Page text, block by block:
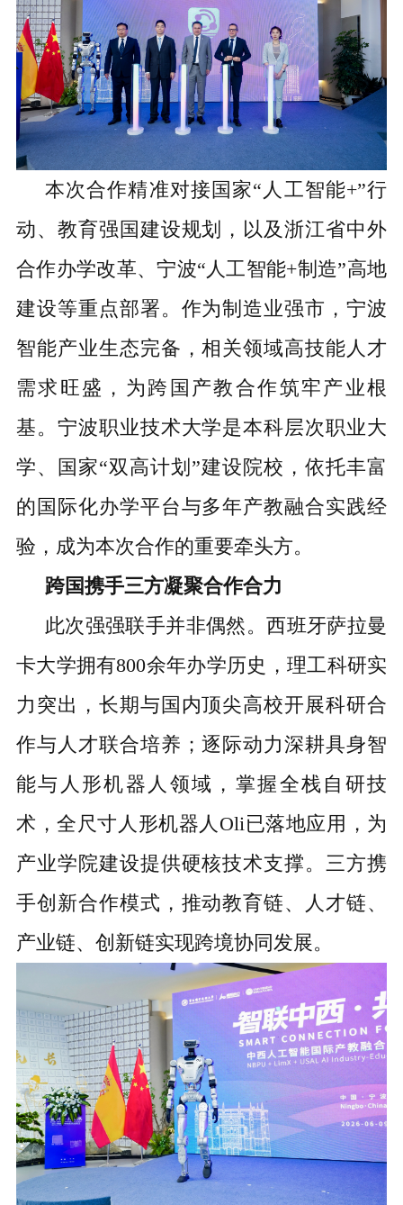
本次合作精准对接国家“人工智能+”行
动、教育强国建设规划，以及浙江省中外
合作办学改革、宁波“人工智能+制造”高地
建设等重点部署。作为制造业强市，宁波
智能产业生态完备，相关领域高技能人才
需求旺盛，为跨国产教合作筑牢产业根
基。宁波职业技术大学是本科层次职业大
学、国家“双高计划”建设院校，依托丰富
的国际化办学平台与多年产教融合实践经
验，成为本次合作的重要牵头方。
跨国携手三方凝聚合作合力
此次强强联手并非偶然。西班牙萨拉曼
卡大学拥有800余年办学历史 ， 理工科研实
力突出，长期与国内顶尖高校开展科研合
作与人才联合培养；逐际动力深耕具身智
能与人形机器人领域，掌握全栈自研技
术，全尺寸 人形机器人 Oli已落地应用，为
产业学院建设提供硬核技术支撑。三方携
手创新合作模式，推动教育链、人才链、
产业链、创新链实现跨境协同发展。